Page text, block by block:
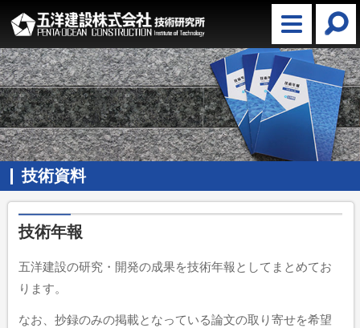
技術資料
技術年報
五洋建設の研究・開発の成果を技術年報としてまとめてお
ります。
なお、抄録のみの掲載となっている論文の取り寄せを希望